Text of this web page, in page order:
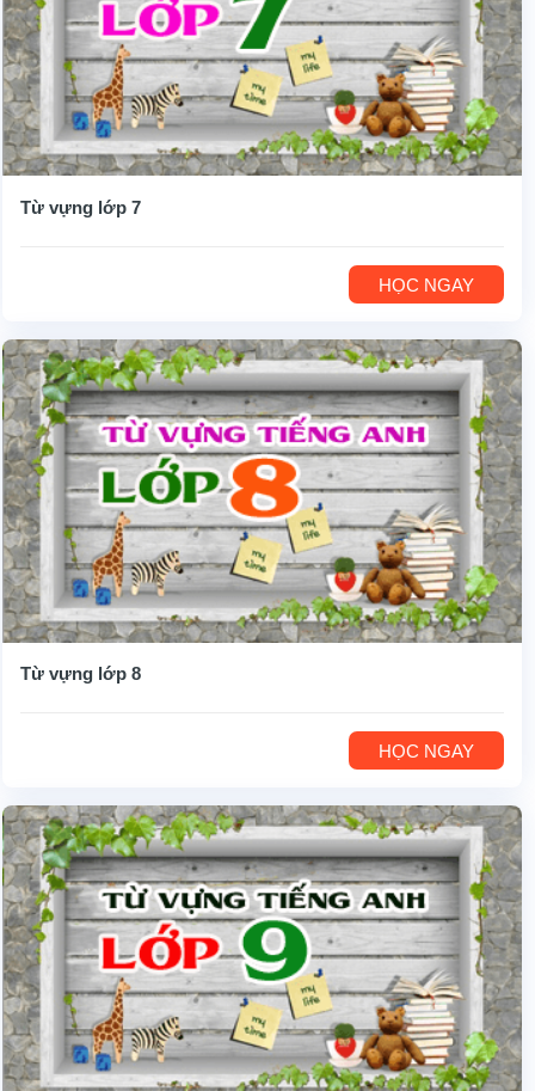
Từ vựng lớp 7
HỌC NGAY
Từ vựng lớp 8
HỌC NGAY